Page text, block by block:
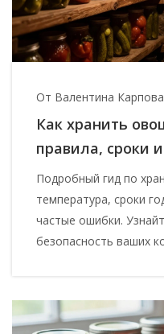
От Валентина Карпова
Как хранить
правила, сроки
Подробный гид по
температура, сроки
частые ошибки.
безопасность ваших